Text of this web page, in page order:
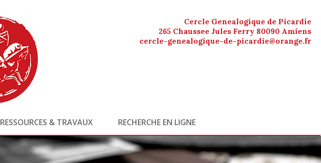
Cercle Genealogique de Picardie
265 Chaussee Jules Ferry 80090 Amiens
cercle-genealogique-de-picardie@orange.fr
RESSOURCES & TRAVAUX RECHERCHE EN LIGNE